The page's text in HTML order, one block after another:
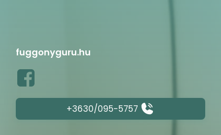
fuggonyguru.hu
+3630/095-5757